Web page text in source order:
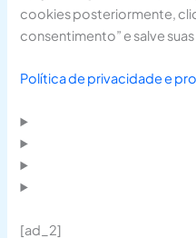
cookies posteriormente,
consentimento” e salve
Política de privacidade e
[ad_2]